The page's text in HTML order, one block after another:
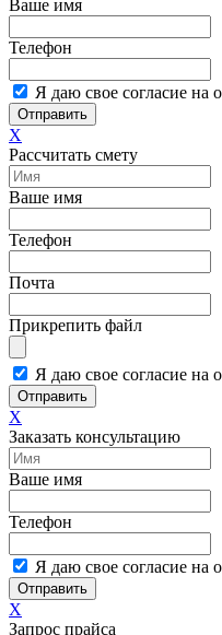
Ваше имя
Телефон
Я даю свое согласие на
Отправить
X
Рассчитать смету
Ваше имя
Телефон
Почта
Прикрепить файл
Я даю свое согласие на
Отправить
X
Заказать консультацию
Ваше имя
Телефон
Я даю свое согласие на
Отправить
X
Запрос прайса